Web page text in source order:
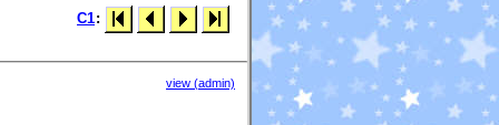
C1:
view (admin)